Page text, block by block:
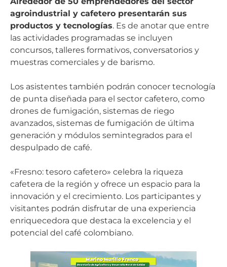
agroindustrial y cafetero presentarán sus
productos y tecnologías. Es de anotar que entre
las actividades programadas se incluyen
concursos, talleres formativos, conversatorios y
muestras comerciales y de barismo.
Los asistentes también podrán conocer tecnología
de punta diseñada para el sector cafetero, como
drones de fumigación, sistemas de riego
avanzados, sistemas de fumigación de última
generación y módulos semintegrados para el
despulpado de café.
«Fresno: tesoro cafetero» celebra la riqueza
cafetera de la región y ofrece un espacio para la
innovación y el crecimiento. Los participantes y
visitantes podrán disfrutar de una experiencia
enriquecedora que destaca la excelencia y el
potencial del café colombiano.